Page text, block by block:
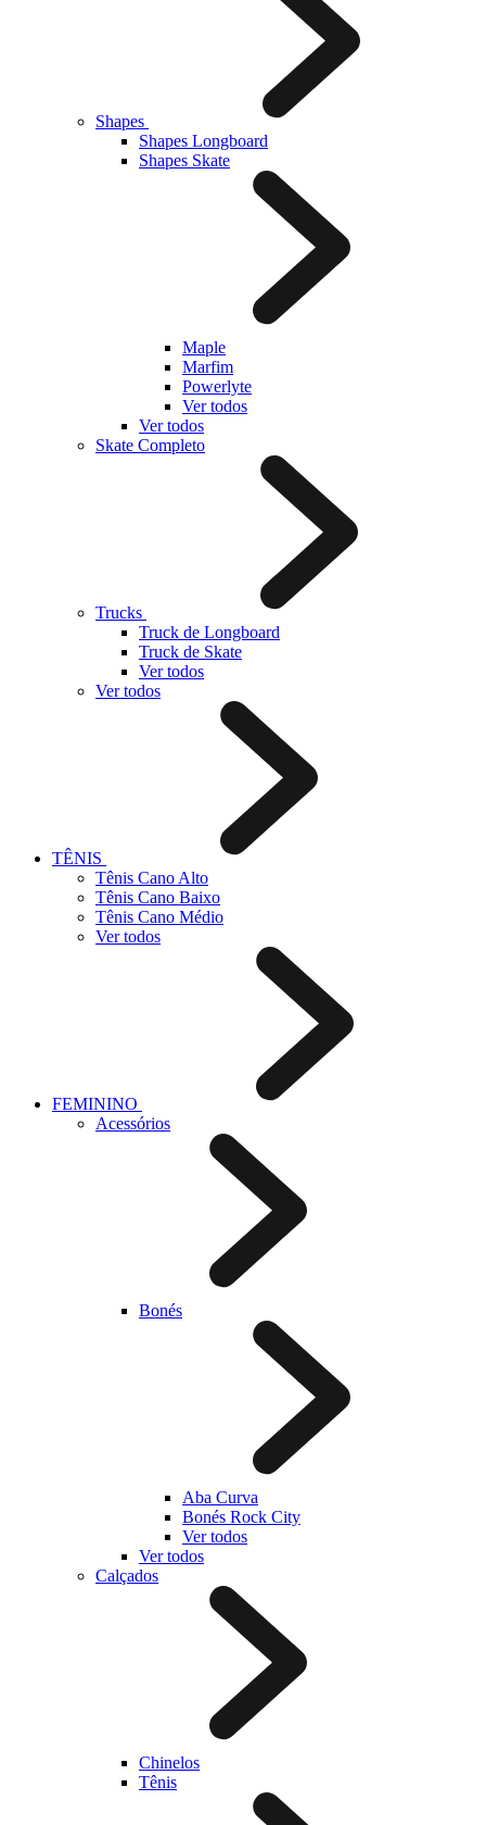
Shapes
Shapes Longboard
Shapes Skate
Maple
Marfim
Powerlyte
Ver todos
Ver todos
Skate Completo
Trucks
Truck de Longboard
Truck de Skate
Ver todos
Ver todos
TÊNIS
Tênis Cano Alto
Tênis Cano Baixo
Tênis Cano Médio
Ver todos
FEMININO
Acessórios
Bonés
Aba Curva
Bonés Rock City
Ver todos
Ver todos
Calçados
Chinelos
Tênis